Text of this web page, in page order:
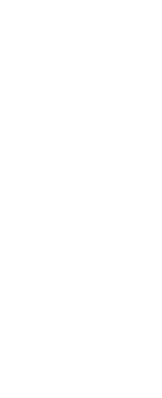
del
de
demanda de
de
acciones
auge.
de riesgos y